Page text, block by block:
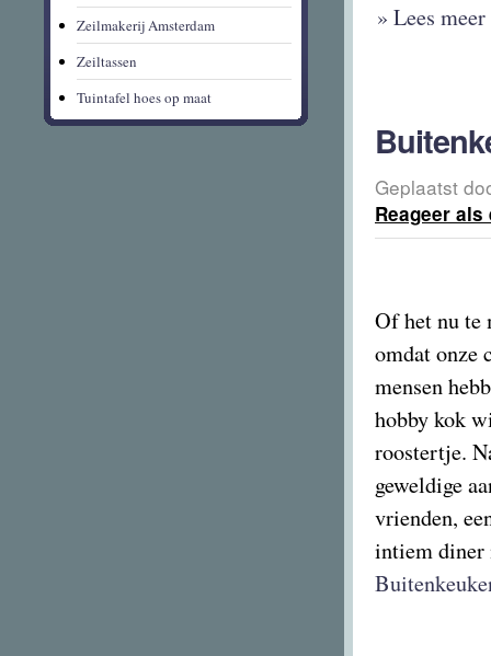
» Lees
Geplaatst
Reageer
Of het nu te
omdat onze
mensen
hobby kok
roostertje.
geweldige
vrienden,
intiem diner
Zeilmakerij Amsterdam
Zeiltassen
Tuintafel hoes op maat